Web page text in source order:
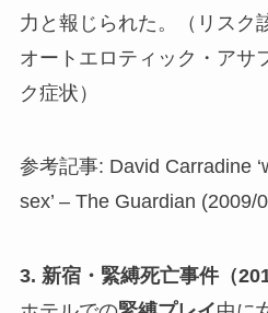
力と報じられた。（リスク
オートエロティック・アサ
ク症状）
参考記事: David Carradine
sex’ – The Guardian (2009/
3. 新宿・緊縛死亡事件（